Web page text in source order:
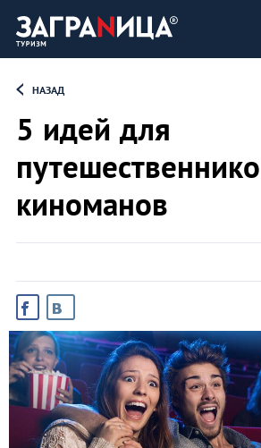
НАЗАД
5 идей для
киноманов